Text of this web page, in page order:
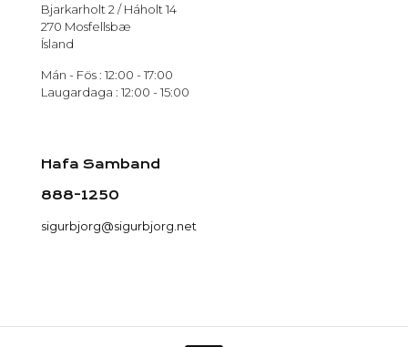
Bjarkarholt 2 / Háholt 14
270 Mosfellsbæ
Ísland
Mán - Fös : 12:00 - 17:00
Laugardaga : 12:00 - 15:00
Hafa Samband
888-1250
sigurbjorg@sigurbjorg.net